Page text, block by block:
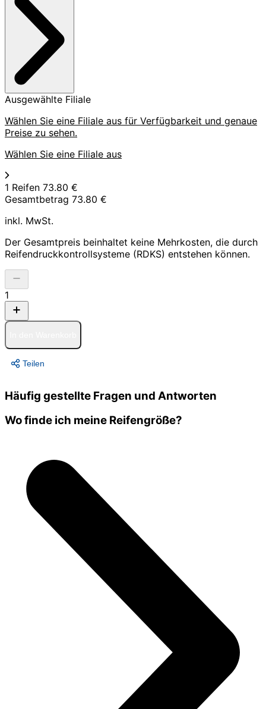
Ausgewählte Filiale
Wählen Sie eine Filiale aus für Verfügbarkeit und genaue
Preise zu sehen.
Wählen Sie eine Filiale aus
1 Reifen 73.80 €
Gesamtbetrag 73.80 €
inkl. MwSt.
Der Gesamtpreis beinhaltet keine Mehrkosten, die durch
Reifendruckkontrollsysteme (RDKS) entstehen können.
1
Teilen
Häufig gestellte Fragen und Antworten
Wo finde ich meine Reifengröße?